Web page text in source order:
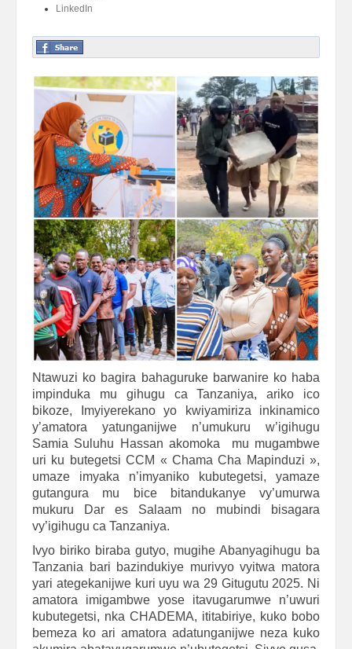
LinkedIn
Ntawuzi ko bagira bahaguruke barwanire ko haba
impinduka mu gihugu ca Tanzaniya, ariko ico
bikoze, Imyiyerekano yo kwiyamiriza inkinamico
y’amatora yatunganijwe n’umukuru w’igihugu
Samia Suluhu Hassan akomoka mu mugambwe
uri ku butegetsi CCM « Chama Cha Mapinduzi »,
umaze imyaka n’imyaniko kubutegetsi, yamaze
gutangura mu bice bitandukanye vy’umurwa
mukuru Dar es Salaam no mubindi bisagara
vy’igihugu ca Tanzaniya.
Ivyo biriko biraba gutyo, mugihe Abanyagihugu ba
Tanzania bari bazindukiye murivyo vyitwa matora
yari ategekanijwe kuri uyu wa 29 Gitugutu 2025. Ni
amatora imigambwe yose itavugarumwe n’uwuri
kubutegetsi, nka CHADEMA, ititabiriye, kuko bobo
bemeza ko ari amatora adatunganijwe neza kuko